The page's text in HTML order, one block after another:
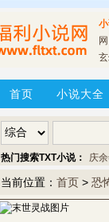
首页 小说大全
热门搜索TXT小说： 庆
当前位置： 首页 > 恐